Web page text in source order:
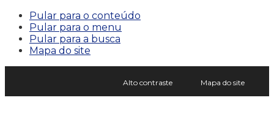
Pular para o conteúdo
Pular para o menu
Pular para a busca
Mapa do site
Alto contraste Mapa do site